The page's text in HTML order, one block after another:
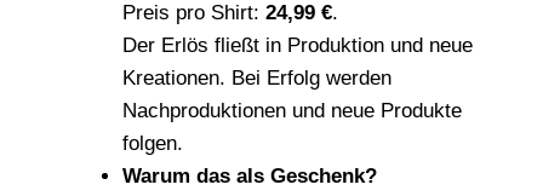
Preis pro Shirt: 24,99 €.
Der Erlös fließt in Produktion und neue
Kreationen. Bei Erfolg werden
Nachproduktionen und neue Produkte
folgen.
Warum das als Geschenk?